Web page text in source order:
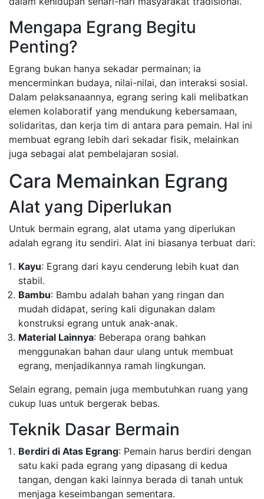
Mengapa Egrang Begitu
Penting?
Egrang bukan hanya sekadar permainan; ia
mencerminkan budaya, nilai-nilai, dan interaksi sosial.
Dalam pelaksanaannya, egrang sering kali melibatkan
elemen kolaboratif yang mendukung kebersamaan,
solidaritas, dan kerja tim di antara para pemain. Hal ini
membuat egrang lebih dari sekadar fisik, melainkan
juga sebagai alat pembelajaran sosial.
Cara Memainkan Egrang
Alat yang Diperlukan
Untuk bermain egrang, alat utama yang diperlukan
adalah egrang itu sendiri. Alat ini biasanya terbuat dari:
Kayu: Egrang dari kayu cenderung lebih kuat dan
stabil.
Bambu: Bambu adalah bahan yang ringan dan
mudah didapat, sering kali digunakan dalam
konstruksi egrang untuk anak-anak.
Material Lainnya: Beberapa orang bahkan
menggunakan bahan daur ulang untuk membuat
egrang, menjadikannya ramah lingkungan.
Selain egrang, pemain juga membutuhkan ruang yang
cukup luas untuk bergerak bebas.
Teknik Dasar Bermain
Berdiri di Atas Egrang: Pemain harus berdiri dengan
satu kaki pada egrang yang dipasang di kedua
tangan, dengan kaki lainnya berada di tanah untuk
menjaga keseimbangan sementara.